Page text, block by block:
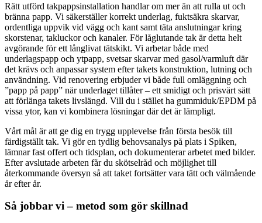
Rätt utförd takpappsinstallation handlar om mer än att rulla ut och
bränna papp. Vi säkerställer korrekt underlag, fuktsäkra skarvar,
ordentliga uppvik vid vägg och kant samt täta anslutningar kring
skorstenar, takluckor och kanaler. För låglutande tak är detta helt
avgörande för ett långlivat tätskikt. Vi arbetar både med
underlagspapp och ytpapp, svetsar skarvar med gasol/varmluft där
det krävs och anpassar system efter takets konstruktion, lutning och
användning. Vid renovering erbjuder vi både full omläggning och
”papp på papp” när underlaget tillåter – ett smidigt och prisvärt sätt
att förlänga takets livslängd. Vill du i stället ha gummiduk/EPDM på
vissa ytor, kan vi kombinera lösningar där det är lämpligt.
Vårt mål är att ge dig en trygg upplevelse från första besök till
färdigställt tak. Vi gör en tydlig behovsanalys på plats i Spiken,
lämnar fast offert och tidsplan, och dokumenterar arbetet med bilder.
Efter avslutade arbeten får du skötselråd och möjlighet till
återkommande översyn så att taket fortsätter vara tätt och välmående
år efter år.
Så jobbar vi – metod som gör skillnad